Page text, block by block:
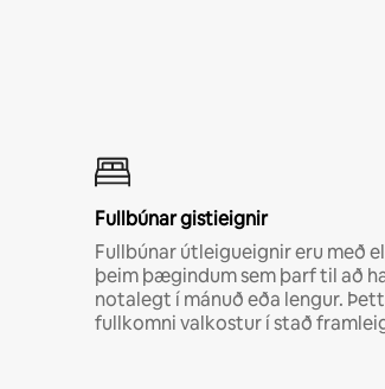
Fullbúnar gistieignir
Fullbúnar útleigueignir eru með
þeim þægindum sem þarf til að
notalegt í mánuð eða lengur.
fullkomni valkostur í stað